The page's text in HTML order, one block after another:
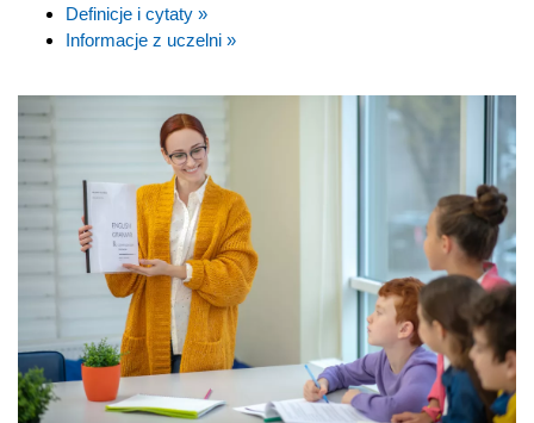
Definicje i cytaty »
Informacje z uczelni »